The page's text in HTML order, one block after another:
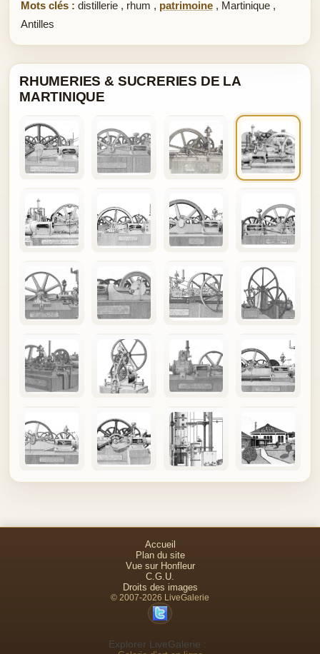
Mots clés : distillerie , rhum , patrimoine , Martinique ,
Antilles
RHUMERIES & SUCRERIES DE LA
MARTINIQUE
Accueil
Plan du site
Vue sur Honfleur
C.G.U.
Droits des images
© 2007-2026 LiveGalerie
Explorer LiveGalerie :